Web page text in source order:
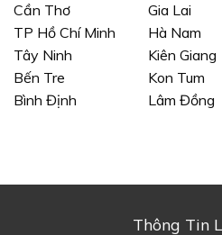
Cần Thơ
TP Hồ Chí Minh
Tây Ninh
Bến Tre
Bình Định
Gia Lai
Hà Nam
Kiên Giang
Kon Tum
Lâm Đồng
Thông Tin